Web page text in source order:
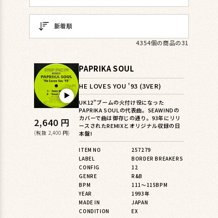
4354個の商品の31
▶︎
通
常
2,640 円
(税抜 2,400 円)
PAPRIKA SOUL
HE LOVES YOU '93 (3VER)
UK12"ブームの火付け役になった
PAPRIKA SOULの代表曲。SEAWINDの
カバーで曲は御存じの通り。93年にリリ
ースされたREMIXとオリジナル収録の日
本盤!
ITEM NO
257279
LABEL
BORDER BREAKERS
CONFIG
12
GENRE
R&B
BPM
111〜115BPM
YEAR
1993年
MADE IN
JAPAN
CONDITION
EX